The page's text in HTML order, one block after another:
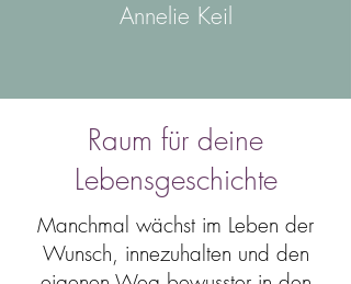
Annelie Keil
Raum für deine
Lebensgeschichte
Manchmal wächst im Leben der
Wunsch, innezuhalten und den